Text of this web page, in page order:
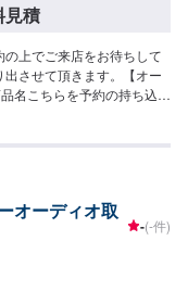
見積
上でご来店をお待ちして
させて頂きます。【オー
名こちらを予約の持ち込み
総社SSにご相談ください
オーディオ取
-(-件)